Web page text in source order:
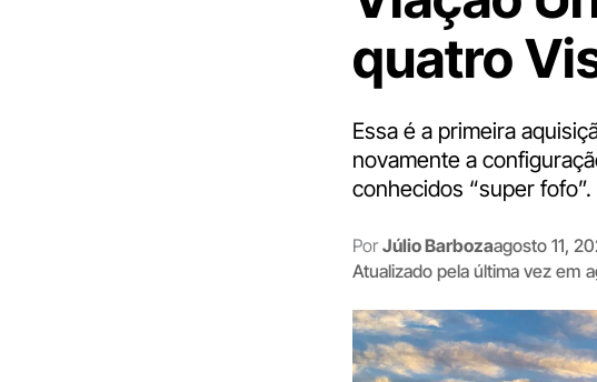
quatro
Essa é a primeira
novamente a
conhecidos “super fofo”.
Por Júlio Barbozaagosto 11,
Atualizado pela última vez em